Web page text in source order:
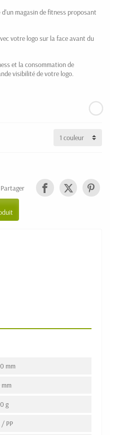
d'un magasin de fitness proposant
votre logo sur la face avant du
et la consommation de
visibilité de votre logo.
Partager
mm
g
/ PP